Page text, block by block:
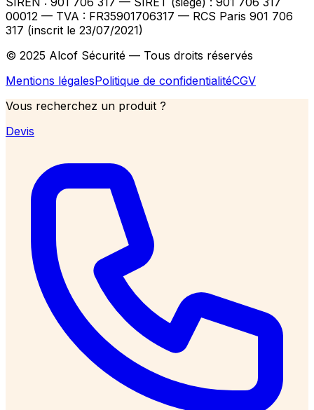
00012 — TVA : FR35901706317 — RCS Paris 901 706
317 (inscrit le 23/07/2021)
© 2025 Alcof Sécurité — Tous droits réservés
Mentions légalesPolitique de confidentialitéCGV
Vous recherchez un produit ?
Devis